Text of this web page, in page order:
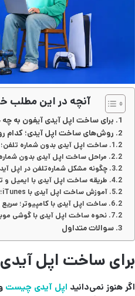
آنچه در این مطلب
برای ساخت اپل آیدی آیفون به چه
روش‌های ساخت اپل آیدی؛ کدام
ساخت اپل آیدی بدون شماره
مراحل ساخت اپل آیدی بدون
چگونه مشکل شماره‌تلفن در اپل
طریقه ساخت اپل آیدی با ایمیل و
آموزش ساخت اپل آیدی با iTunes؛ روشی ساده و مطمئن
ساخت اپل آیدی با کامپیوتر؛ سریع
نحوه ساخت اپل آیدی با گوشی
سوالات متداول
برای ساخت اپل آیدی
اگر هنوز نمی‌دانید اپل آیدی چیست